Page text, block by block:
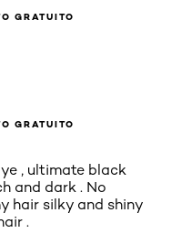
GRATUITO
GRATUITO
, ultimate black
and dark . No
hair silky and shiny
.